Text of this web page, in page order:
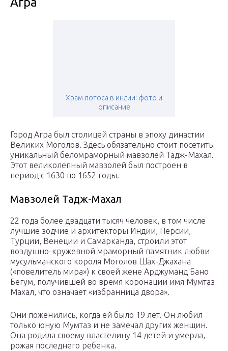
Храм лотоса в индии: фото и
описание
Город Агра был столицей страны в эпоху династии
Великих Моголов. Здесь обязательно стоит посетить
уникальный беломраморный мавзолей Тадж-Махал.
Этот великолепный мавзолей был построен в
период с 1630 по 1652 годы.
Мавзолей Тадж-Махал
22 года более двадцати тысяч человек, в том числе
лучшие зодчие и архитекторы Индии, Персии,
Турции, Венеции и Самарканда, строили этот
воздушно-кружевной мраморный памятник любви
мусульманского короля Моголов Шах-Джахана
(«повелитель мира») к своей жене Арджуманд Бано
Бегум, получившей во время коронации имя Мумтаз
Махал, что означает «избранница двора».
Они поженились, когда ей было 19 лет. Он любил
только юную Мумтаз и не замечал других женщин.
Она родила своему властелину 14 детей и умерла,
рожая последнего ребенка.